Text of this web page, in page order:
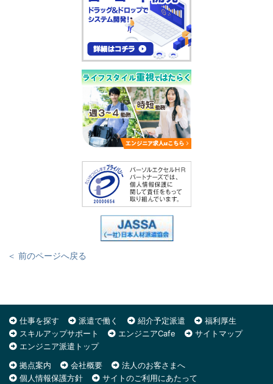
＜ 前のページへ戻る
仕事を探す 派遣で働く 紹介予定派遣
福利厚生
スキルアップサポート
エンジニアCafe
サイトマップ
エンジニア派遣トップ
拠点案内
会社概要
法人のお客さまへ
個人情報保護方針
サイトのご利用にあたって